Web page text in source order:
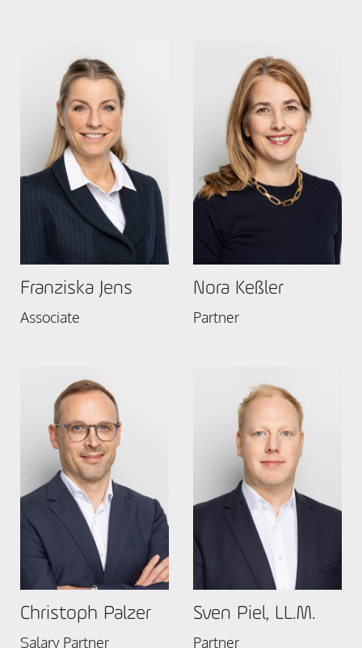
Franziska Jens
Associate
Nora Keßler
Partner
Christoph Palzer
Salary Partner
Sven Piel, LL.M.
Partner